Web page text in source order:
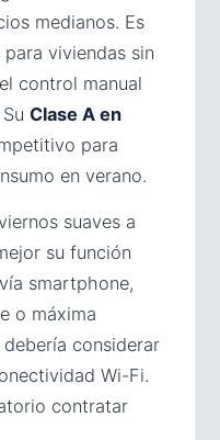
medianos. Es
viviendas sin
control manual
Clase A en
para
en verano.
suaves a
su función
smartphone,
o máxima
considerar
Wi-Fi.
contratar